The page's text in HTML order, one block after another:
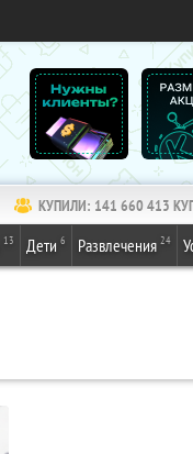
КУПИЛИ: 141 660 413
13 Дети 6 Развлечения 24